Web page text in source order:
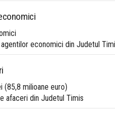
economici din Judetul
(85,8 milioane euro)
afaceri din Judetul Timis